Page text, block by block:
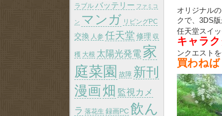
オリジナル
クで、3DS
任天堂スイ
キャラ
ンクエスト
買わね
ラブル バッテリー ファミコ
ン マンガ リビングPC
交換 人参 任天堂 修理 収
穫 大根 太陽光発電 家
庭菜園 故障 新刊
漫画畑 監視カメ
ラ 落花生 録画PC飲ん